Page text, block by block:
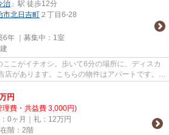
治 」駅 徒歩12分
市北日吉町 ２丁目6-28
年 ｜募集中： 1室
ここがイチオシ。歩いて6分の場所に、ディスカ
店があります。こちらの物件はアパートです。徒
円
理費・共益費 3,000円)
0ヶ月｜礼：12万円
階：2階